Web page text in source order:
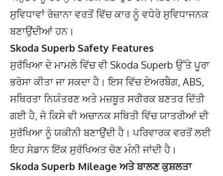
ਸੁਵਿਧਾਵਾਂ ਰੋਜ਼ਾਨਾ ਵਰਤੋਂ ਵਿੱਚ ਕਾਰ ਨੂੰ ਵਧੇਰੇ ਸੁਵਿਧਾਜਨਕ
ਬਣਾਉਂਦੀਆਂ ਹਨ।
Skoda Superb Safety Features
ਸੁਰੱਖਿਆ ਦੇ ਮਾਮਲੇ ਵਿੱਚ ਵੀ Skoda Superb ਉੱਤੇ ਪੂਰਾ
ਭਰੋਸਾ ਕੀਤਾ ਜਾ ਸਕਦਾ ਹੈ। ਇਸ ਵਿੱਚ ਏਅਰਬੈਗ, ABS,
ਸਥਿਰਤਾ ਨਿਯੰਤਰਣ ਅਤੇ ਮਜ਼ਬੂਤ ਸਰੀਰਕ ਬਣਤਰ ਦਿੱਤੀ
ਗਈ ਹੈ, ਜੋ ਕਿਸੇ ਵੀ ਅਚਾਨਕ ਸਥਿਤੀ ਵਿੱਚ ਯਾਤਰੀਆਂ ਦੀ
ਸੁਰੱਖਿਆ ਨੂੰ ਯਕੀਨੀ ਬਣਾਉਂਦੀ ਹੈ। ਪਰਿਵਾਰਕ ਵਰਤੋਂ ਲਈ
ਇਹ ਸੇਡਾਨ ਇੱਕ ਸੁਰੱਖਿਅਤ ਚੋਣ ਮੰਨੀ ਜਾਂਦੀ ਹੈ।
Skoda Superb Mileage ਅਤੇ ਬਾਲਣ ਕੁਸ਼ਲਤਾ